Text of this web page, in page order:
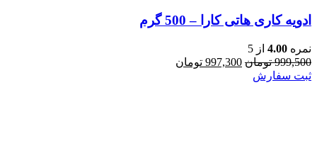
ادویه کاری هاتی کارا – 500 گرم
نمره 4.00 از 5
999,500 تومان قیمت
997,300 تومان
ثبت سفارش